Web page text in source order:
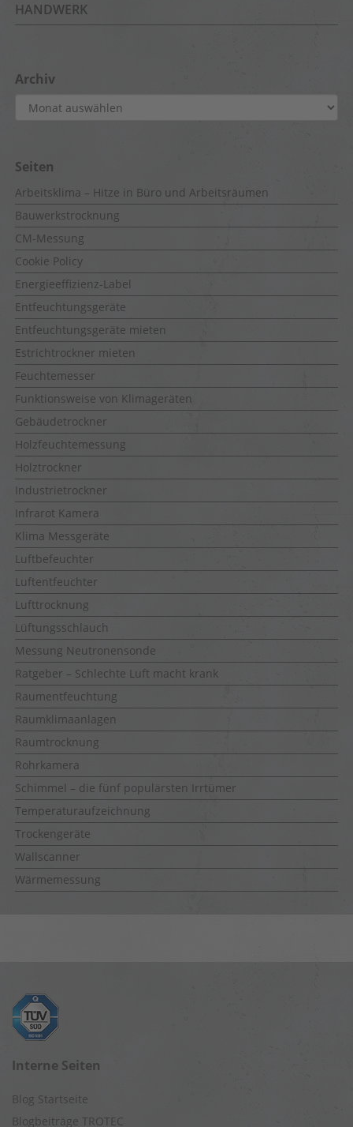
HANDWERK
Archiv
Archiv
Seiten
Arbeitsklima – Hitze in Büro und Arbeitsräumen
Bauwerkstrocknung
CM-Messung
Cookie Policy
Energieeffizienz-Label
Entfeuchtungsgeräte
Entfeuchtungsgeräte mieten
Estrichtrockner mieten
Feuchtemesser
Funktionsweise von Klimageräten
Gebäudetrockner
Holzfeuchtemessung
Holztrockner
Industrietrockner
Infrarot Kamera
Klima Messgeräte
Luftbefeuchter
Luftentfeuchter
Lufttrocknung
Lüftungsschlauch
Messung Neutronensonde
Ratgeber – Schlechte Luft macht krank
Raumentfeuchtung
Raumklimaanlagen
Raumtrocknung
Rohrkamera
Schimmel – die fünf populärsten Irrtümer
Temperaturaufzeichnung
Trockengeräte
Wallscanner
Wärmemessung
Interne Seiten
Blog Startseite
Blogbeiträge TROTEC